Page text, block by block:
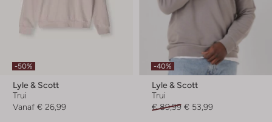
-50%
Lyle & Scott
Trui
Vanaf € 26,99
-40%
Lyle & Scott
Trui
€ 89,99 € 53,99